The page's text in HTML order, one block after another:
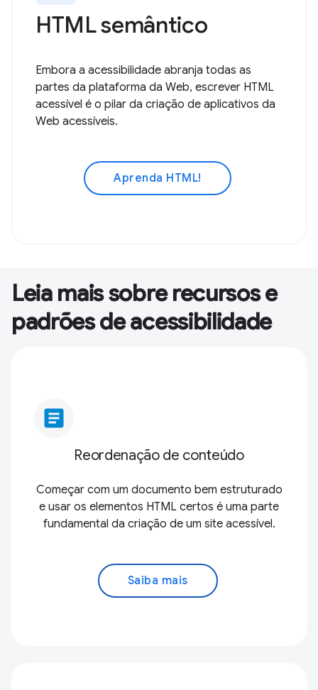
HTML semântico
Embora a acessibilidade abranja todas as
partes da plataforma da Web, escrever HTML
acessível é o pilar da criação de aplicativos da
Web acessíveis.
Aprenda HTML!
Leia mais sobre recursos e
padrões de acessibilidade
article
Reordenação de conteúdo
Começar com um documento bem estruturado
e usar os elementos HTML certos é uma parte
fundamental da criação de um site acessível.
Saiba mais